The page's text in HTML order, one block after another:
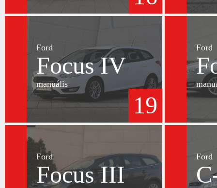
Ford
Focus IV
manuális
19
Ford
Ford
Focus III
Ford